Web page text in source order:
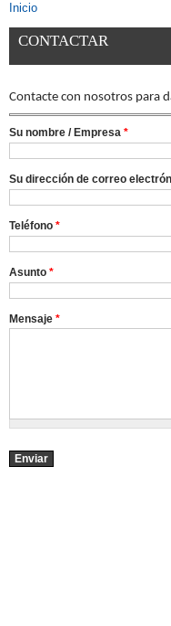
Se encuentra
Inicio
CONTACTAR
Contacte con nosotros para
Su nombre / Empresa *
Su dirección de correo
Teléfono *
Asunto *
Mensaje *